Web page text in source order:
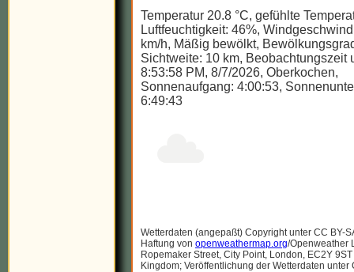
Temperatur 20.8 °C, gefühlte
Luftfeuchtigkeit: 46%,
km/h, Mäßig bewölkt,
Sichtweite: 10 km, Beobachtungszeit
8:53:58 PM, 8/7/2026, Oberkochen,
Sonnenaufgang: 4:00:53,
6:49:43
Wetterdaten (angepaßt) Copyright unter CC BY-
Haftung von openweathermap.org/Openweather
Ropemaker Street, City Point, London, EC2Y
Kingdom; Veröffentlichung der Wetterdaten unter